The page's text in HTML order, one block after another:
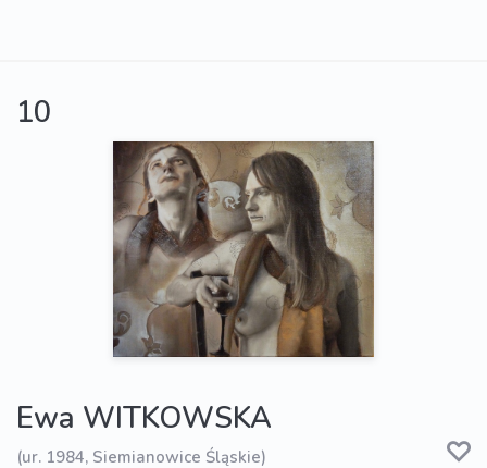
10
Ewa WITKOWSKA
(ur. 1984, Siemianowice Śląskie)